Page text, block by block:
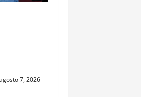
agosto 7, 2026